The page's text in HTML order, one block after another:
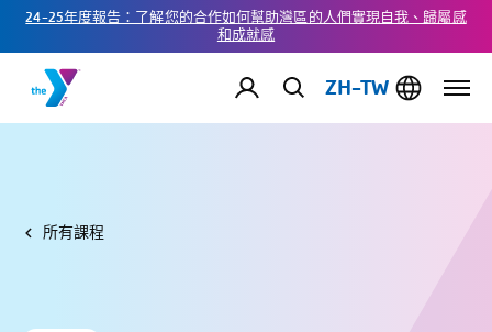
24-25年度報告：了解您的合作如何幫助灣區的人們實現自我、歸屬感
和成就感
ZH-TW
所有課程